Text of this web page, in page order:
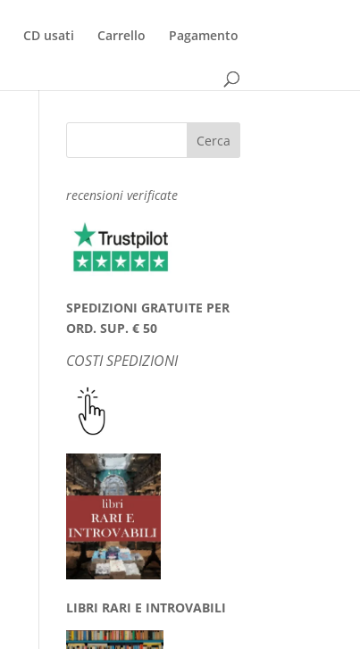
CD usati Carrello Pagamento
recensioni verificate
SPEDIZIONI GRATUITE PER
ORD. SUP. € 50
COSTI SPEDIZIONI
LIBRI RARI E INTROVABILI